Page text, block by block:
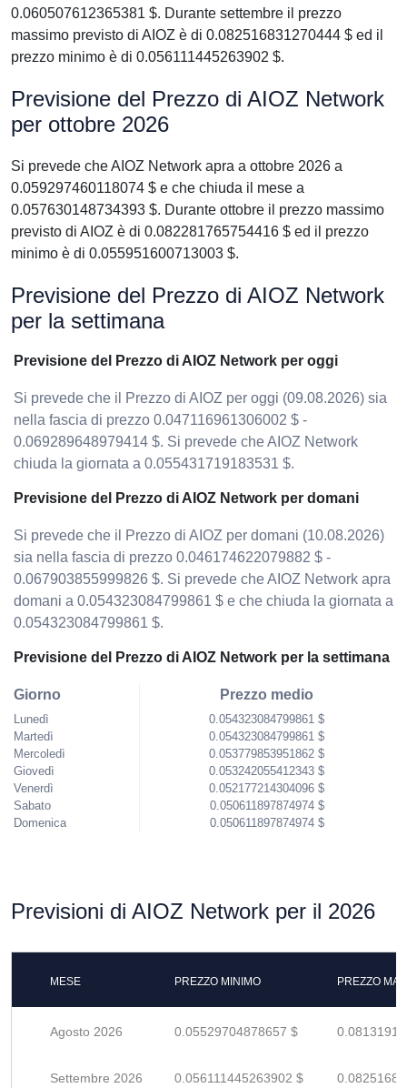
0.060507612365381 $. Durante settembre il prezzo
massimo previsto di AIOZ è di 0.082516831270444 $ ed il
prezzo minimo è di 0.056111445263902 $.
Previsione del Prezzo di AIOZ Network
per ottobre 2026
Si prevede che AIOZ Network apra a ottobre 2026 a
0.059297460118074 $ e che chiuda il mese a
0.057630148734393 $. Durante ottobre il prezzo massimo
previsto di AIOZ è di 0.082281765754416 $ ed il prezzo
minimo è di 0.055951600713003 $.
Previsione del Prezzo di AIOZ Network
per la settimana
Previsione del Prezzo di AIOZ Network per oggi
Si prevede che il Prezzo di AIOZ per oggi (09.08.2026) sia
nella fascia di prezzo 0.047116961306002 $ -
0.069289648979414 $. Si prevede che AIOZ Network
chiuda la giornata a 0.055431719183531 $.
Previsione del Prezzo di AIOZ Network per domani
Si prevede che il Prezzo di AIOZ per domani (10.08.2026)
sia nella fascia di prezzo 0.046174622079882 $ -
0.067903855999826 $. Si prevede che AIOZ Network apra
domani a 0.054323084799861 $ e che chiuda la giornata a
0.054323084799861 $.
Previsione del Prezzo di AIOZ Network per la settimana
Giorno
Lunedì
Martedì
Mercoledì
Giovedì
Venerdì
Sabato
Domenica
Prezzo medio
0.054323084799861 $
0.054323084799861 $
0.053779853951862 $
0.053242055412343 $
0.052177214304096 $
0.050611897874974 $
0.050611897874974 $
Previsioni di AIOZ Network per il 2026
MESE PREZZO MINIMO PREZZO
Agosto 2026 0.05529704878657 $
Settembre 2026 0.056111445263902 $